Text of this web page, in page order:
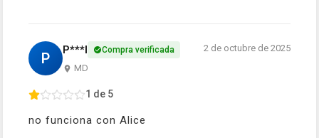
P P***l Compra verificada
MD
2 de octubre de 2025
1 de 5
no funciona con Alice